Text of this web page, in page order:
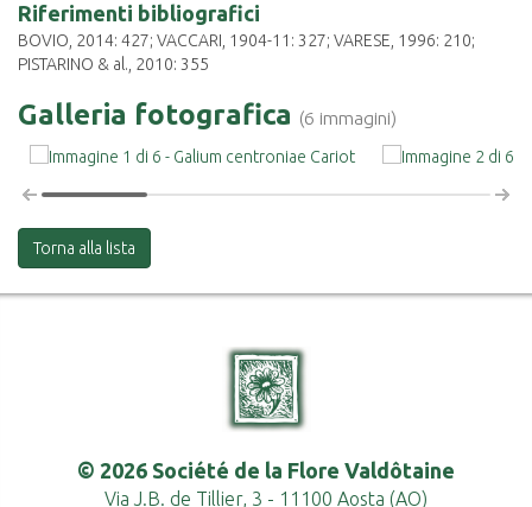
Riferimenti bibliografici
BOVIO, 2014: 427; VACCARI, 1904-11: 327; VARESE, 1996: 210;
PISTARINO & al., 2010: 355
Galleria fotografica (6 immagini)
Torna alla lista
© 2026 Société de la Flore Valdôtaine
Via J.B. de Tillier, 3 - 11100 Aosta (AO)